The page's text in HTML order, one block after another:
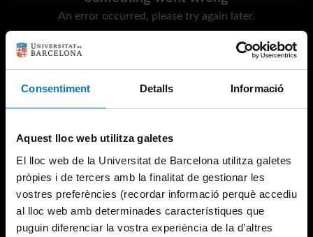
Consentiment Detalls Informació
Aquest lloc web utilitza galetes
El lloc web de la Universitat de Barcelona utilitza galetes
pròpies i de tercers amb la finalitat de gestionar les
vostres preferències (recordar informació perquè accediu
al lloc web amb determinades característiques que
puguin diferenciar la vostra experiència de la d’altres
An error occurred, please try again later.